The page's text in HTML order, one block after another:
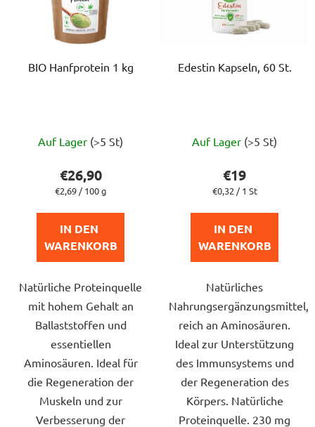
BIO Hanfprotein 1 kg
durchschnittliche
ist
von
5
Sternen.
Auf Lager (>5 St)
€26,90
Verkaufspreis:
€2,69 / 100 g
IN DEN
WARENKORB
Natürliche Proteinquelle
mit hohem Gehalt an
Ballaststoffen und
essentiellen
Aminosäuren. Ideal für
die Regeneration der
Muskeln und zur
Verbesserung der
Edestin Kapseln, 60 St.
ist
von
5
Sternen.
Auf Lager (>5 St)
€19
Verkaufspreis:
€0,32 / 1 St
IN DEN
WARENKORB
Natürliches
Nahrungsergänzungsmittel,
reich an Aminosäuren.
Ideal zur Unterstützung
des Immunsystems und
der Regeneration des
Körpers. Natürliche
Proteinquelle. 230 mg